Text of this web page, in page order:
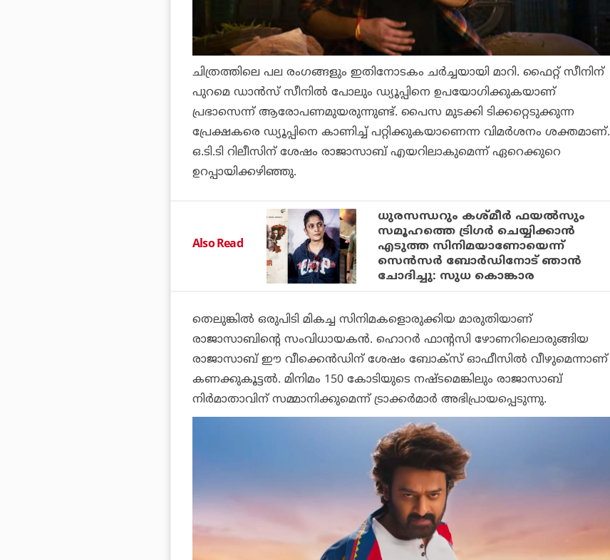
ചിത്രത്തിലെ പല രംഗങ്ങളും ഇതിനോടകം ചര്‍ച്ചയായി മാറി. ഫൈറ്റ് സീനിന്
പുറമെ ഡാന്‍സ് സീനില്‍ പോലും ഡ്യൂപ്പിനെ ഉപയോഗിക്കുകയാണ്
പ്രഭാസെന്ന് ആരോപണമുയരുന്നുണ്ട്. പൈസ മുടക്കി ടിക്കറ്റെടുക്കുന്ന
പ്രേക്ഷകരെ ഡ്യൂപ്പിനെ കാണിച്ച് പറ്റിക്കുകയാണെന്ന വിമര്‍ശനം ശക്തമാണ്.
ഒ.ടി.ടി റിലീസിന് ശേഷം രാജാസാബ്എയറിലാകുമെന്ന് ഏറെക്കുറെ
ഉറപ്പായിക്കഴിഞ്ഞു.
Also Read
ധുരസന്ധറും കശ്മീര്‍ ഫയല്‍സും
സമൂഹത്തെ ട്രിഗര്‍ ചെയ്യിക്കാന്‍
എടുത്ത സിനിമയാണോയെന്ന്
സെന്‍സര്‍ ബോര്‍ഡിനോട് ഞാന്‍
ചോദിച്ചു: സുധ കൊങ്കാര
തെലുങ്കില്‍ ഒരുപിടി മികച്ച സിനിമകളൊരുക്കിയ മാരുതിയാണ്
രാജാസാബിന്റെ സംവിധായകന്‍. ഹൊറര്‍ ഫാന്റസി ഴോണറിലൊരുങ്ങിയ
രാജാസാബ് ഈ വീക്കെന്‍ഡിന് ശേഷം ബോക്‌സ് ഓഫീസില്‍ വീഴുമെന്നാണ്
കണക്കുകൂട്ടല്‍. മിനിമം 150 കോടിയുടെ നഷ്ടമെങ്കിലും രാജാസാബ്
നിര്‍മാതാവിന് സമ്മാനിക്കുമെന്ന് ട്രാക്കര്‍മാര്‍ അഭിപ്രായപ്പെടുന്നു.